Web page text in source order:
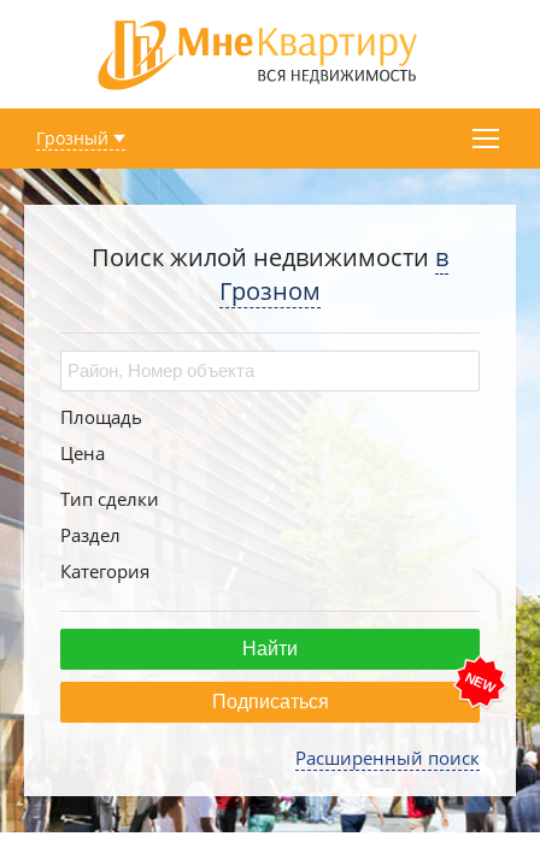
Грозный
Поиск жилой недвижимости в
Грозном
Площадь
Цена
Тип сделки
Раздел
Категория
Подписаться
Расширенный поиск